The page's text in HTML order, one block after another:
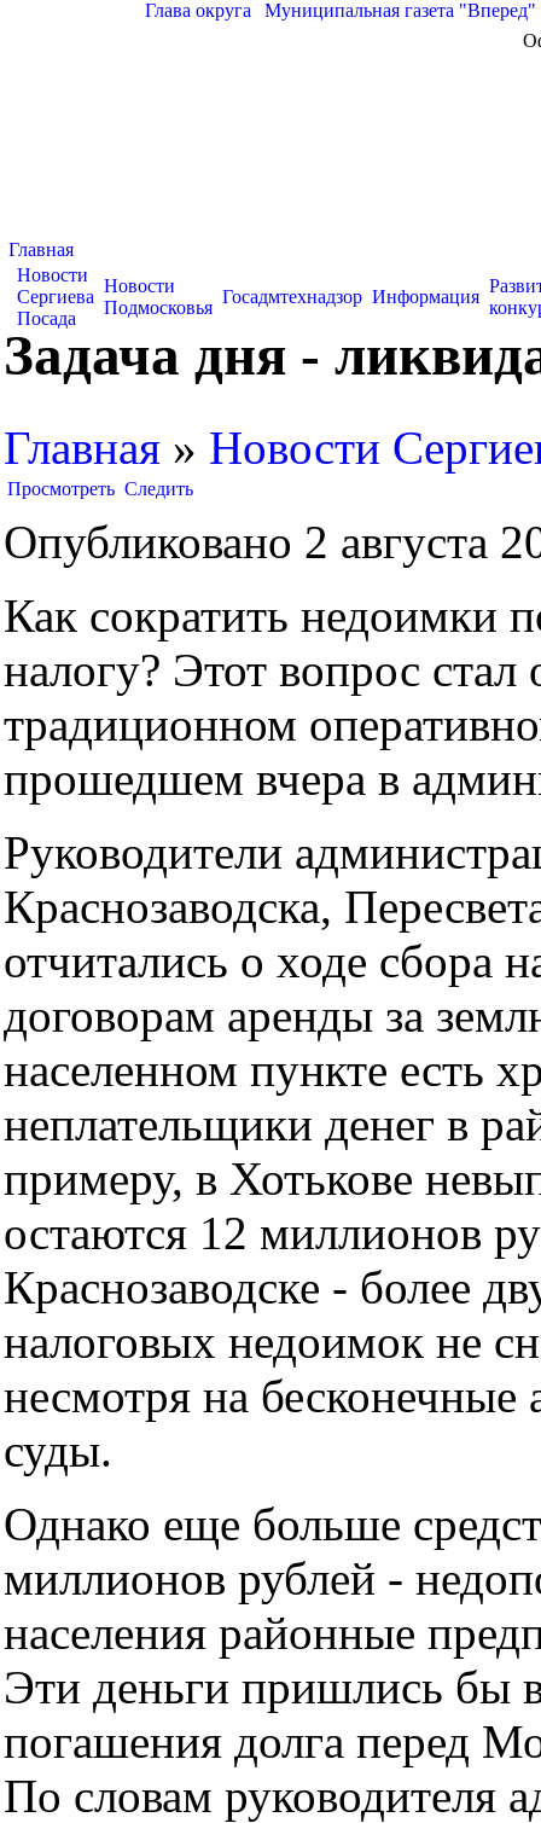
Глава округа Муниципальная газета "Вперед"
Главная
Новости
Сергиева
Посада
Новости
Подмосковья
Госадмтехнадзор Информация
Задача дня -
Главная » Новости
Просмотреть Следить
Опубликовано 2 августа
Как сократить недоимки
налогу? Этот вопрос
традиционном
прошедшем вчера в
Руководители
Краснозаводска,
отчитались о ходе сбора
договорам аренды за
населенном пункте есть
неплательщики денег в
примеру, в Хотькове
остаются 12 миллионов
Краснозаводске - более
налоговых недоимок не
несмотря на
суды.
Однако еще больше
миллионов рублей -
населения районные
Эти деньги пришлись бы
погашения долга перед
По словам руководителя